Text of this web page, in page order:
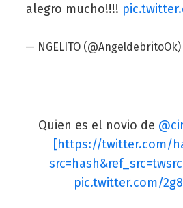
alegro mucho!!!!
— ️NGELITO (@AngeldebritoOk)
Quien es el novio de
[https://twitter.com/
pic.twitter.com/